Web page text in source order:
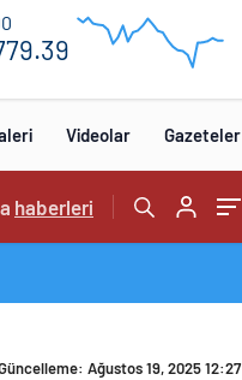
12:00
Videolar Gazeteler
haberleri
Ağustos 19, 2025 12:27